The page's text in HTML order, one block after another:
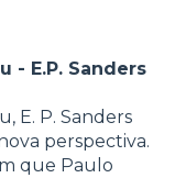
- E.P. Sanders
E. P. Sanders
perspectiva.
que Paulo